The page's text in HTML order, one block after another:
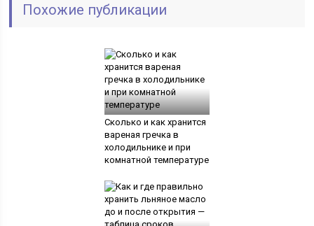
Похожие публикации
Сколько и как хранится
вареная гречка в
холодильнике и при
комнатной температуре